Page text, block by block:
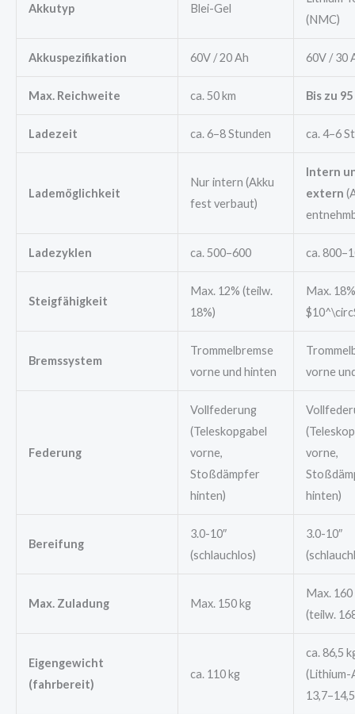
Akkutyp Blei-Gel
(NMC)
Akkuspezifikation 60V / 20 Ah 60V / 30
Max. Reichweite ca. 50 km Bis zu 95
Ladezeit ca. 6–8 Stunden ca. 4–6
Lademöglichkeit
Nur intern (Akku
fest verbaut)
Intern
extern
Ladezyklen ca. 500–600 ca.
Steigfähigkeit
Max. 12% (teilw.
18%)
Max.
Bremssystem
Trommelbremse
vorne und hinten
vorne
Federung
Vollfederung
(Teleskopgabel
vorne,
Stoßdämpfer
hinten)
vorne,
hinten)
Bereifung
3.0-10″
(schlauchlos)
3.0-10″
Max. Zuladung Max. 150 kg
Max. 160
(teilw.
Eigengewicht
(fahrbereit)
ca. 110 kg
ca. 86,5
(Lithium-